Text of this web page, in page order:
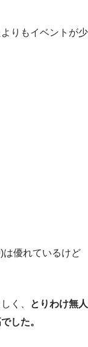
りもイベントが少
は優れているけど
く、
とりわけ無人
した。